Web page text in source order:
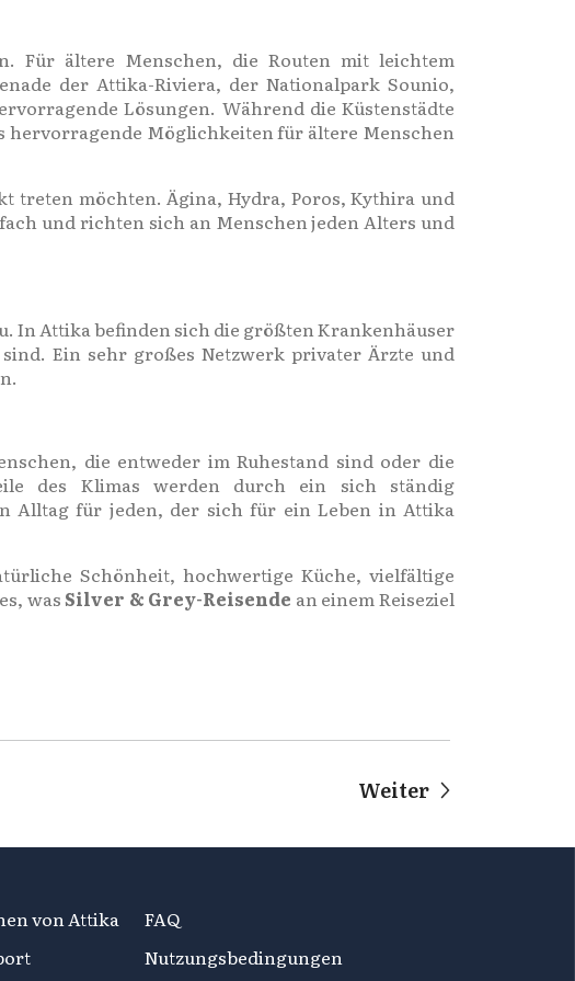
Für ältere Menschen, die Routen mit leichtem
der Attika-Riviera, der Nationalpark Sounio,
Lösungen. Während die Küstenstädte
hervorragende Möglichkeiten für ältere Menschen
möchten. Ägina, Hydra, Poros, Kythira und
und richten sich an Menschen jeden Alters und
In Attika befinden sich die größten Krankenhäuser
Ein sehr großes Netzwerk privater Ärzte und
die entweder im Ruhestand sind oder die
des Klimas werden durch ein sich ständig
Alltag für jeden, der sich für ein Leben in Attika
Schönheit, hochwertige Küche, vielfältige
was Silver & Grey-Reisende an einem Reiseziel
Weiter
von Attika
FAQ
Nutzungsbedingungen